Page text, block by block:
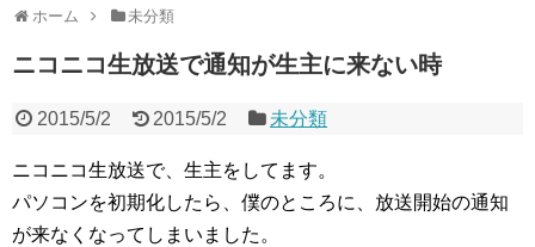
ホーム 未分類
ニコニコ生放送で通知が生主に来ない時
2015/5/2 2015/5/2 未分類
ニコニコ生放送で、生主をしてます。
パソコンを初期化したら、僕のところに、放送開始の通知
が来なくなってしまいました。